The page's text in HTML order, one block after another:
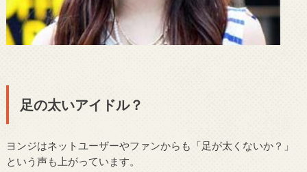
足の太いアイドル？
ヨンジはネットユーザーやファンからも「足が太くないか？」
という声も上がっています。